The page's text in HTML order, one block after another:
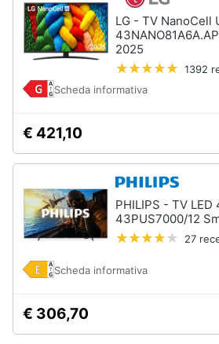
LG - TV NanoCell
2025
1392
Scheda informativa
€ 421,10
PHILIPS - TV
43PUS7000/12
27
Scheda informativa
€ 306,70